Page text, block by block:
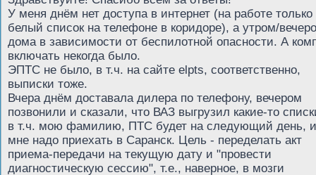
У меня днём нет доступа в интернет (на работе только
белый список на телефоне в коридоре), а утром/
дома в зависимости от беспилотной опасности. А
включать некогда было.
ЭПТС не было, в т.ч. на сайте elpts, соответственно,
выписки тоже.
Вчера днём доставала дилера по телефону, вечером
позвонили и сказали, что ВАЗ выгрузил какие-то
в т.ч. мою фамилию, ПТС будет на следующий день, и
мне надо приехать в Саранск. Цель - переделать акт
приема-передачи на текущую дату и "провести
диагностическую сессию", т.е., наверное, в мозги